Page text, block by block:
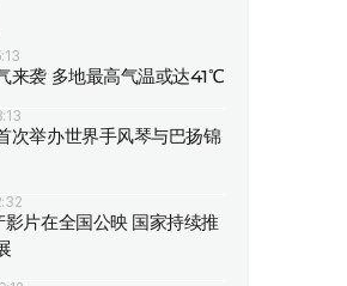
来袭 多地最高气温或达41℃
次举办世界手风琴与巴扬锦
片在全国公映 国家持续推